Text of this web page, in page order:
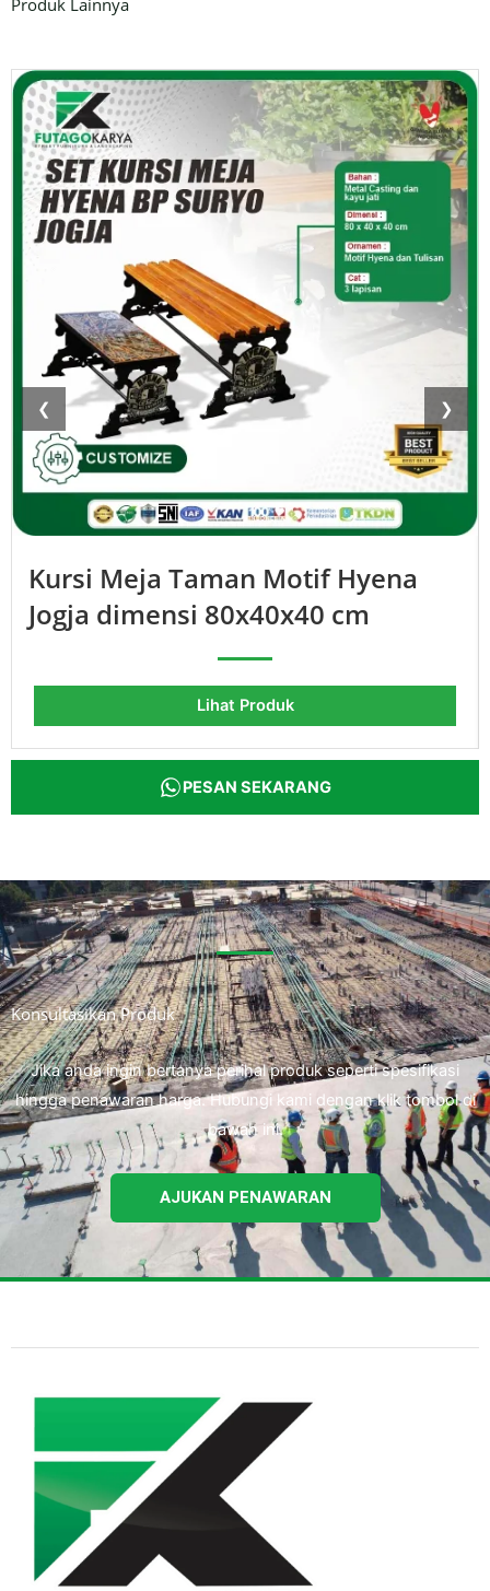
Produk Lainnya
❮ ❯
Kursi Meja Taman Motif Hyena
Jogja dimensi 80x40x40 cm
Lihat Produk
PESAN SEKARANG
Konsultasikan Produk
Jika anda ingin bertanya perihal produk seperti spesifikasi
hingga penawaran harga. Hubungi kami dengan klik tombol di
bawah ini.
AJUKAN PENAWARAN